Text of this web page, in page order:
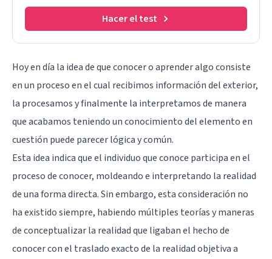
Hacer el test
Hoy en día la idea de que conocer o aprender algo consiste
en un proceso en el cual recibimos información del exterior,
la procesamos y finalmente la interpretamos de manera
que acabamos teniendo un conocimiento del elemento en
cuestión puede parecer lógica y común.
Esta idea indica que el individuo que conoce participa en el
proceso de conocer, moldeando e interpretando la realidad
de una forma directa. Sin embargo, esta consideración no
ha existido siempre, habiendo múltiples teorías y maneras
de conceptualizar la realidad que ligaban el hecho de
conocer con el traslado exacto de la realidad objetiva a